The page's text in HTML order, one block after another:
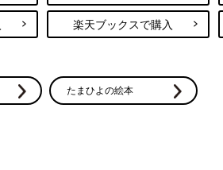
楽天ブックスで購入
たまひよの絵本